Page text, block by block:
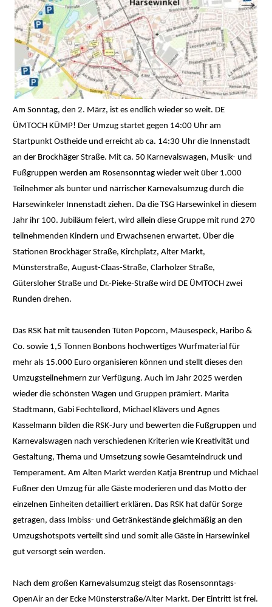
Am Sonntag, den 2. März, ist es endlich wieder so weit. DE
ÜMTOCH KÜMP! Der Umzug startet gegen 14:00 Uhr am
Startpunkt Ostheide und erreicht ab ca. 14:30 Uhr die Innenstadt
an der Brockhäger Straße. Mit ca. 50 Karnevalswagen, Musik- und
Fußgruppen werden am Rosensonntag wieder weit über 1.000
Teilnehmer als bunter und närrischer Karnevalsumzug durch die
Harsewinkeler Innenstadt ziehen. Da die TSG Harsewinkel in diesem
Jahr ihr 100. Jubiläum feiert, wird allein diese Gruppe mit rund 270
teilnehmenden Kindern und Erwachsenen erwartet. Über die
Stationen Brockhäger Straße, Kirchplatz, Alter Markt,
Münsterstraße, August-Claas-Straße, Clarholzer Straße,
Gütersloher Straße und Dr.-Pieke-Straße wird DE ÜMTOCH zwei
Runden drehen.
Das RSK hat mit tausenden Tüten Popcorn, Mäusespeck, Haribo &
Co. sowie 1,5 Tonnen Bonbons hochwertiges Wurfmaterial für
mehr als 15.000 Euro organisieren können und stellt dieses den
Umzugsteilnehmern zur Verfügung. Auch im Jahr 2025 werden
wieder die schönsten Wagen und Gruppen prämiert. Marita
Stadtmann, Gabi Fechtelkord, Michael Klävers und Agnes
Kasselmann bilden die RSK-Jury und bewerten die Fußgruppen und
Karnevalswagen nach verschiedenen Kriterien wie Kreativität und
Gestaltung, Thema und Umsetzung sowie Gesamteindruck und
Temperament. Am Alten Markt werden Katja Brentrup und Michael
Fußner den Umzug für alle Gäste moderieren und das Motto der
einzelnen Einheiten detailliert erklären. Das RSK hat dafür Sorge
getragen, dass Imbiss- und Getränkestände gleichmäßig an den
Umzugshotspots verteilt sind und somit alle Gäste in Harsewinkel
gut versorgt sein werden.
Nach dem großen Karnevalsumzug steigt das Rosensonntags-
OpenAir an der Ecke Münsterstraße/Alter Markt. Der Eintritt ist frei.